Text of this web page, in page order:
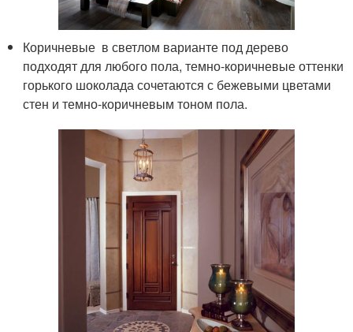
Коричневые в светлом варианте под дерево
подходят для любого пола, темно-коричневые оттенки
горького шоколада сочетаются с бежевыми цветами
стен и темно-коричневым тоном пола.